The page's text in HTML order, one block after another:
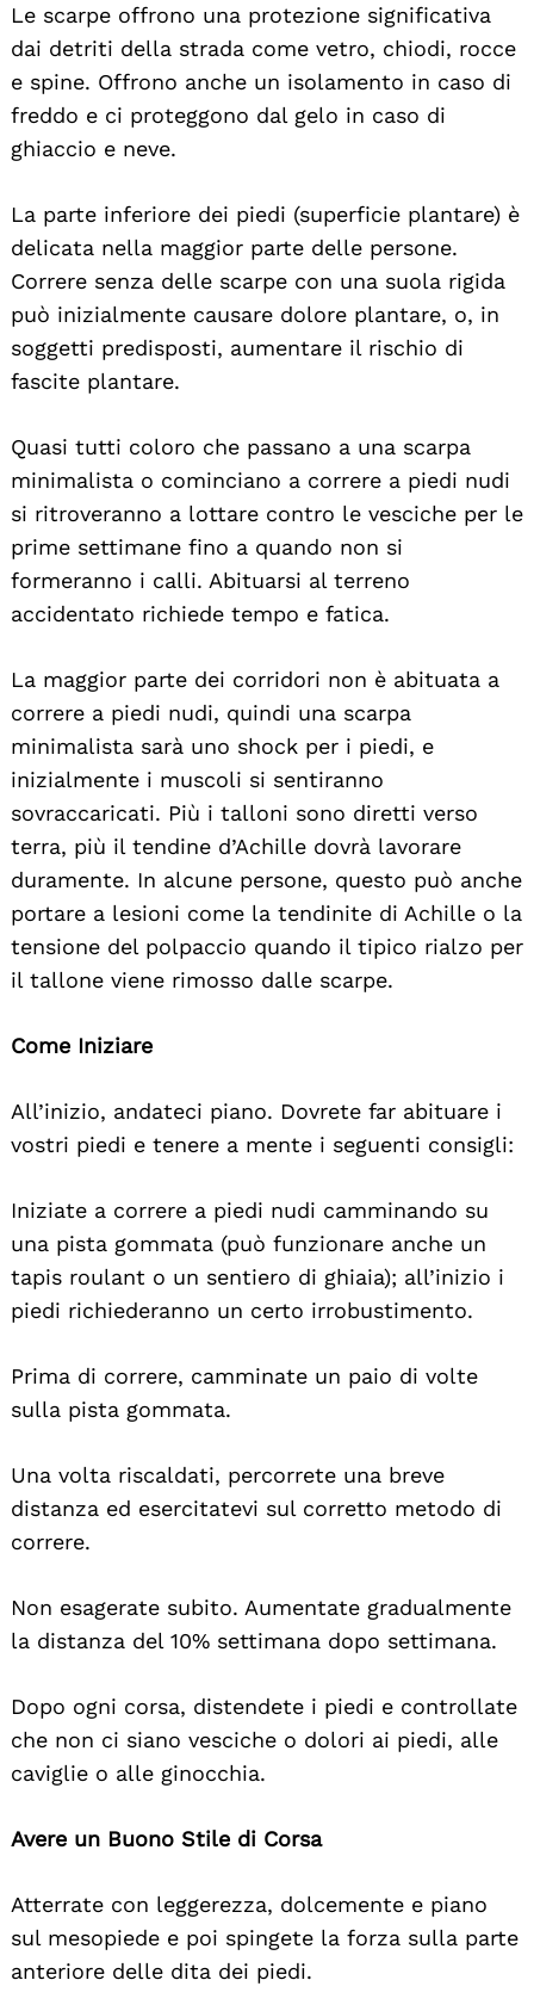
Le scarpe offrono una protezione significativa
dai detriti della strada come vetro, chiodi, rocce
e spine. Offrono anche un isolamento in caso di
freddo e ci proteggono dal gelo in caso di
ghiaccio e neve.
La parte inferiore dei piedi (superficie plantare) è
delicata nella maggior parte delle persone.
Correre senza delle scarpe con una suola rigida
può inizialmente causare dolore plantare, o, in
soggetti predisposti, aumentare il rischio di
fascite plantare.
Quasi tutti coloro che passano a una scarpa
minimalista o cominciano a correre a piedi nudi
si ritroveranno a lottare contro le vesciche per le
prime settimane fino a quando non si
formeranno i calli. Abituarsi al terreno
accidentato richiede tempo e fatica.
La maggior parte dei corridori non è abituata a
correre a piedi nudi, quindi una scarpa
minimalista sarà uno shock per i piedi, e
inizialmente i muscoli si sentiranno
sovraccaricati. Più i talloni sono diretti verso
terra, più il tendine d’Achille dovrà lavorare
duramente. In alcune persone, questo può anche
portare a lesioni come la tendinite di Achille o la
tensione del polpaccio quando il tipico rialzo per
il tallone viene rimosso dalle scarpe.
Come Iniziare
All’inizio, andateci piano. Dovrete far abituare i
vostri piedi e tenere a mente i seguenti consigli:
Iniziate a correre a piedi nudi camminando su
una pista gommata (può funzionare anche un
tapis roulant o un sentiero di ghiaia); all’inizio i
piedi richiederanno un certo irrobustimento.
Prima di correre, camminate un paio di volte
sulla pista gommata.
Una volta riscaldati, percorrete una breve
distanza ed esercitatevi sul corretto metodo di
correre.
Non esagerate subito. Aumentate gradualmente
la distanza del 10% settimana dopo settimana.
Dopo ogni corsa, distendete i piedi e controllate
che non ci siano vesciche o dolori ai piedi, alle
caviglie o alle ginocchia.
Avere un Buono Stile di Corsa
Atterrate con leggerezza, dolcemente e piano
sul mesopiede e poi spingete la forza sulla parte
anteriore delle dita dei piedi.